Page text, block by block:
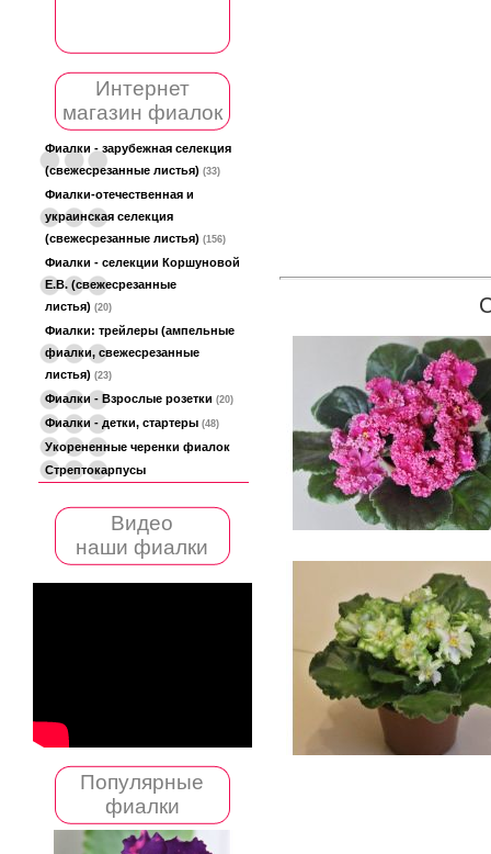
Интернет
магазин фиалок
Фиалки - зарубежная селекция
(свежесрезанные листья) (33)
Фиалки-отечественная и
украинская селекция
(свежесрезанные листья) (156)
Фиалки - селекции Коршуновой
Е.В. (свежесрезанные
листья) (20)
Фиалки: трейлеры (ампельные
фиалки, свежесрезанные
листья) (23)
Фиалки - Взрослые розетки (20)
Фиалки - детки, стартеры (48)
Укорененные черенки фиалок
Стрептокарпусы
Видео
наши фиалки
Популярные
фиалки